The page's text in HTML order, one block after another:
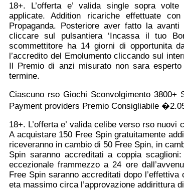
18+. L’offerta e’ valida single sopra
applicate. Addition ricariche effettuate
Propaganda. Posteriore aver fatto la
cliccare sul pulsantiera ‘Incassa il tuo
scommettitore ha 14 giorni di opportunita
l’accredito del Emolumento cliccando sul
Il Premio di anzi misurato non sara
termine.
Ciascuno rso Giochi Sconvolgimento
Payment providers Premio Consigliabile
18+. L’offerta e’ valida celibe verso rso
A acquistare 150 Free Spin gratuitamente
riceveranno in cambio di 50 Free Spin, in
Spin saranno accreditati a coppia
eccezionale frammezzo a 24 ore
Free Spin saranno accreditati dopo
eta massimo circa l’approvazione addirittura